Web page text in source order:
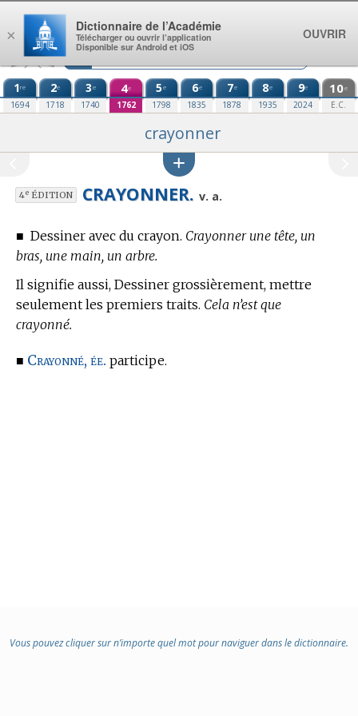
Aller au contenu
1re
1694
2e
1718
3e
1740
4e
1762
5e
1798
6e
1835
7e
1878
8e
1935
9e
2024
10e
E.C.
crayonner
4eÉDITION CRAYONNER. v. a.
■ Dessiner avec du crayon. Crayonner une tête, un
bras, une main, un arbre.
Il signifie aussi, Dessiner grossièrement, mettre
seulement les premiers traits. Cela n’est que
crayonné.
■ Crayonné, ée. participe.
Vous pouvez cliquer sur n’importe quel mot pour naviguer dans le dictionnaire.
×
Dictionnaire de l’Académie
Télécharger ou ouvrir l’application
Disponible sur Android et iOS
OUVRIR